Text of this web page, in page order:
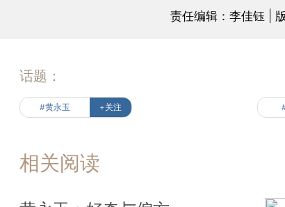
责任编辑：李佳钰 |
话题：
#黄永玉 +关注
相关阅读